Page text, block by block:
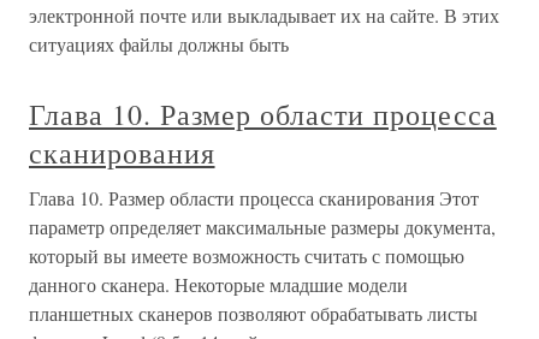
электронной почте или выкладывает их на сайте. В этих
ситуациях файлы должны быть
Глава 10. Размер области процесса
сканирования
Глава 10. Размер области процесса сканирования Этот
параметр определяет максимальные размеры документа,
который вы имеете возможность считать с помощью
данного сканера. Некоторые младшие модели
планшетных сканеров позволяют обрабатывать листы